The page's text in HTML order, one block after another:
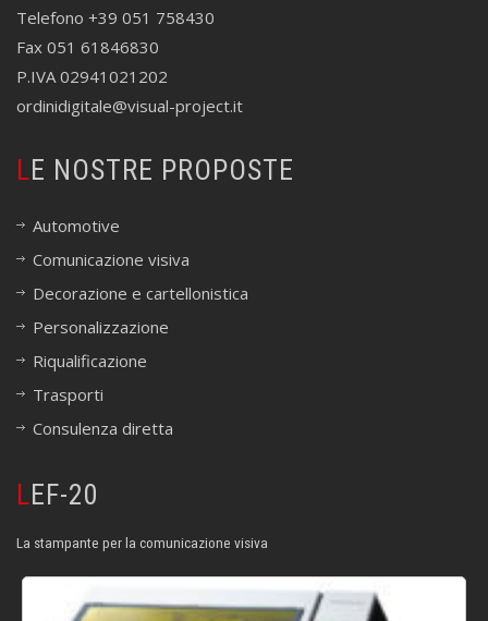
Telefono +39 051 758430
Fax 051 61846830
P.IVA 02941021202
ordinidigitale@visual-project.it
LE NOSTRE PROPOSTE
Automotive
Comunicazione visiva
Decorazione e cartellonistica
Personalizzazione
Riqualificazione
Trasporti
Consulenza diretta
LEF-20
La stampante per la comunicazione visiva